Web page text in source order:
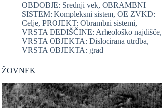
OBDOBJE: Srednji vek,OBRAMBNI
SISTEM: Kompleksni sistem,OE ZVKD:
Celje,PROJEKT: Obrambni sistemi,
VRSTA DEDIŠČINE: Arheološko najdišče,
VRSTA OBJEKTA: Dislocirana utrdba,
VRSTA OBJEKTA: grad
ŽOVNEK